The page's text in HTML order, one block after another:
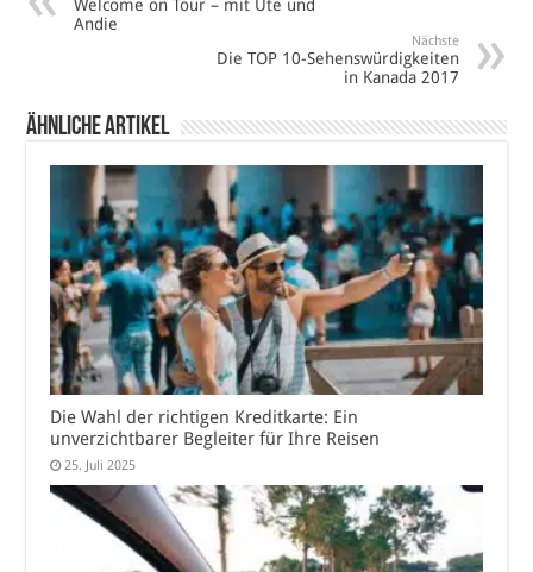
Welcome on Tour – mit Ute und
Andie
Nächste
Die TOP 10-Sehenswürdigkeiten
in Kanada 2017
Ähnliche Artikel
Die Wahl der richtigen Kreditkarte: Ein
unverzichtbarer Begleiter für Ihre Reisen
25. Juli 2025